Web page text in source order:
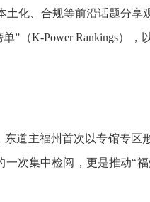
土化、合规等前沿话题分享
”（K-Power Rankings），
道主福州首次以专馆专区
次集中检阅，更是推动“